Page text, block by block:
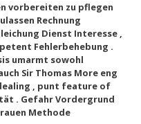
vorbereiten zu pflegen
Rechnung
Dienst Interesse ,
Fehlerbehebung .
umarmt sowohl
Sir Thomas More eng
, punt feature of
. Gefahr Vordergrund
Methode